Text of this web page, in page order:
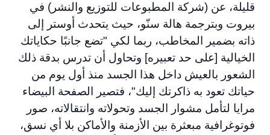
قليلة، عن (شركة المطبوعات للتوزيع والنشر) في
بيروت وبترجمة هالة سنّو، حيث يتحدث أوستر إلى
ذاته بضمير المخاطب، ربما لكي "تضع جانبًا حكاياتك
الخيالية [على حد تعبيره] وتحاول أن تدرس بدقة ذلك
الشعور بالعيش داخل هذا الجسد منذ أول يوم من
حياتك تعود به ذاكرتك إليك"، فتصير الصفحة البيضاء
مرايا لتأمل مشوار الجسد وتحولاته وانتقالاته، صور
فوتوغرافية مبعثرة بين الأزمنة والأماكن بلا أي نسق،